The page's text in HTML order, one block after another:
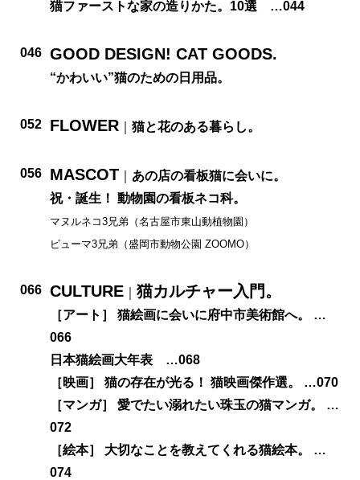
猫ファーストな家の造りかた。10選 …044
046 GOOD DESIGN! CAT GOODS.
“かわいい”猫のための日用品。
052 FLOWER 猫と花のある暮らし。
056 MASCOT
あの店の看板猫に会いに。
祝・誕生！ 動物園の看板ネコ科。
マヌルネコ3兄弟（名古屋市東山動植物園）
ピューマ3兄弟（盛岡市動物公園 ZOOMO）
066 CULTURE 猫カルチャー入門。
［アート］ 猫絵画に会いに府中市美術館へ。 …
066
日本猫絵画大年表 …068
［映画］ 猫の存在が光る！ 猫映画傑作選。 …070
［マンガ］ 愛でたい溺れたい珠玉の猫マンガ。 …
072
［絵本］ 大切なことを教えてくれる猫絵本。 …
074